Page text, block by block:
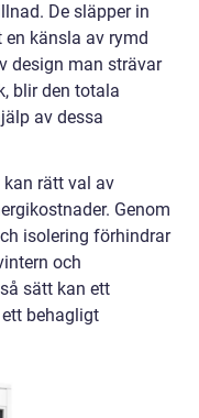
De släpper in
känsla av rymd
design man strävar
blir den totala
av dessa
kan rätt val av
Genom
isolering förhindrar
och
sätt kan ett
behagligt